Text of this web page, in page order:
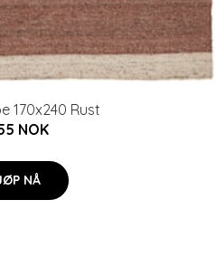
170x240 Rust
NOK
NÅ